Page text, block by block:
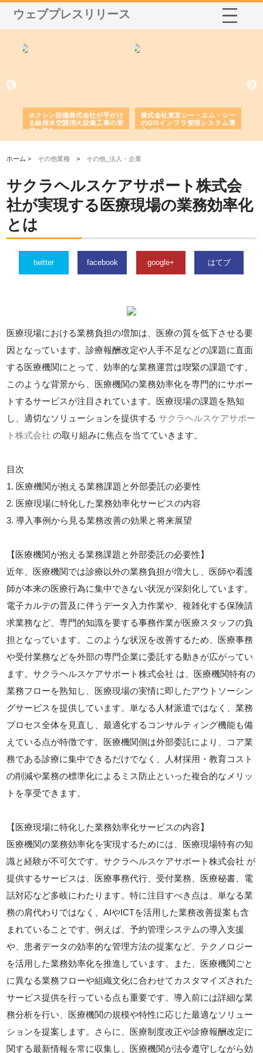
ウェブプレスリリース
株式会社アクアスペースが水中
から陸上まで一貫施工できる理
由
株式会社地盤調査事務所が選ば
れ続ける理由と建設コンサルの
強み
ホーム > その他業種 > その他_法人・企業
サクラヘルスケアサポート株式会
社が実現する医療現場の業務効率化
とは
twitter facebook google+ はてブ
医療現場における業務負担の増加は、医療の質を低下させる要
因となっています。診療報酬改定や人手不足などの課題に直面
する医療機関にとって、効率的な業務運営は喫緊の課題です。
このような背景から、医療機関の業務効率化を専門的にサポー
トするサービスが注目されています。医療現場の課題を熟知
し、適切なソリューションを提供するサクラヘルスケアサポー
ト株式会社 の取り組みに焦点を当てていきます。
目次
1. 医療機関が抱える業務課題と外部委託の必要性
2. 医療現場に特化した業務効率化サービスの内容
3. 導入事例から見る業務改善の効果と将来展望
【医療機関が抱える業務課題と外部委託の必要性】
近年、医療機関では診療以外の業務負担が増大し、医師や看護
師が本来の医療行為に集中できない状況が深刻化しています。
電子カルテの普及に伴うデータ入力作業や、複雑化する保険請
求業務など、専門的知識を要する事務作業が医療スタッフの負
担となっています。このような状況を改善するため、医療事務
や受付業務などを外部の専門企業に委託する動きが広がってい
ます。サクラヘルスケアサポート株式会社 は、医療機関特有の
業務フローを熟知し、医療現場の実情に即したアウトソーシン
グサービスを提供しています。単なる人材派遣ではなく、業務
プロセス全体を見直し、最適化するコンサルティング機能も備
えている点が特徴です。医療機関側は外部委託により、コア業
務である診療に集中できるだけでなく、人材採用・教育コスト
の削減や業務の標準化によるミス防止といった複合的なメリッ
トを享受できます。
【医療現場に特化した業務効率化サービスの内容】
医療機関の業務効率化を実現するためには、医療現場特有の知
識と経験が不可欠です。サクラヘルスケアサポート株式会社 が
提供するサービスは、医療事務代行、受付業務、医療秘書、電
話対応など多岐にわたります。特に注目すべき点は、単なる業
務の肩代わりではなく、AIやICTを活用した業務改善提案も含
まれていることです。例えば、予約管理システムの導入支援
や、患者データの効率的な管理方法の提案など、テクノロジー
を活用した業務効率化を推進しています。また、医療機関ごと
に異なる業務フローや組織文化に合わせてカスタマイズされた
サービス提供を行っている点も重要です。導入前には詳細な業
務分析を行い、医療機関の規模や特性に応じた最適なソリュー
ションを提案します。さらに、医療制度改正や診療報酬改定に
関する最新情報を常に収集し、医療機関が法令遵守しながら効